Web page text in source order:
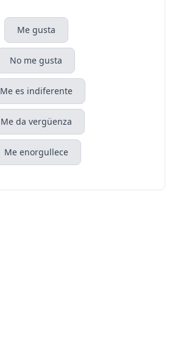
Me gusta
No me gusta
Me es indiferente
Me da vergüenza
Me enorgullece